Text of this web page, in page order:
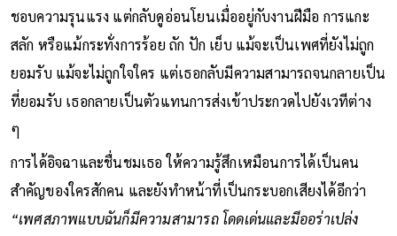
ชอบความรุนแรง แต่กลับดูอ่อนโยนเมื่ออยู่กับงานฝีมือ การแกะ
สลัก หรือแม้กระทั่งการร้อย ถัก ปัก เย็บ แม้จะเป็นเพศที่ยังไม่ถูก
ยอมรับ แม้จะไม่ถูกใจใคร แต่เธอกลับมีความสามารถจนกลายเป็น
ที่ยอมรับ เธอกลายเป็นตัวแทนการส่งเข้าประกวดไปยังเวทีต่าง
ๆ
การได้อิจฉาและชื่นชมเธอ ให้ความรู้สึกเหมือนการได้เป็นคน
สำคัญของใครสักคน และยังทำหน้าที่เป็นกระบอกเสียงได้อีกว่า
“เพศสภาพแบบฉันก็มีความสามารถ โดดเด่นและมีออร่าเปล่ง